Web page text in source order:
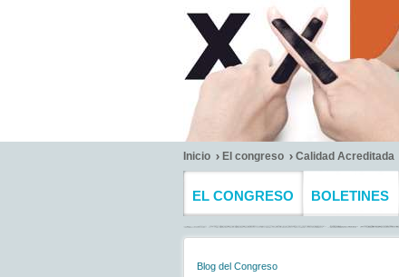
Inicio El congreso Calidad Acreditada
EL CONGRESO BOLETINES
Blog del Congreso